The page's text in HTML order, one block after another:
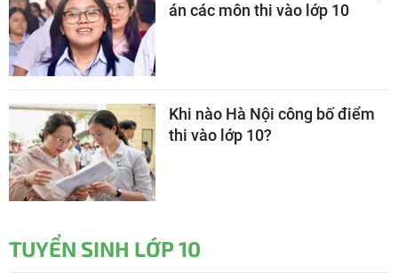
án các môn thi vào lớp 10
Khi nào Hà Nội công bố điểm
thi vào lớp 10?
TUYỂN SINH LỚP 10